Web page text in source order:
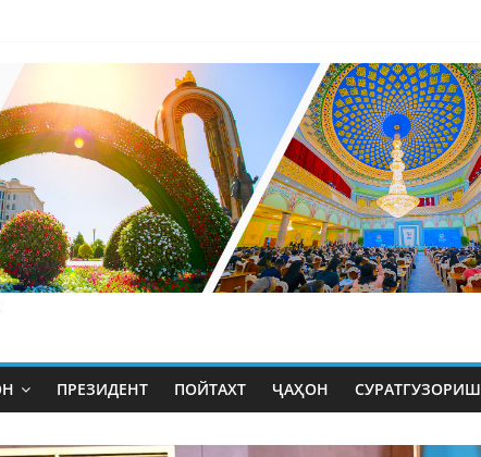
ПРЕЗИДЕНТ ПОЙТАХТ ҶАҲОН СУРАТГУЗОРИШ